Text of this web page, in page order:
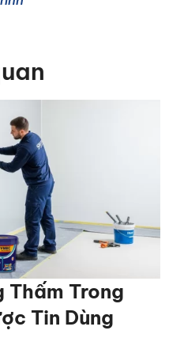
Thấm Trong
Tin Dùng